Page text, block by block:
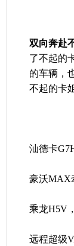
双向奔赴
了不起的
的车辆，
不起的卡
汕德卡
豪沃MAX
乘龙H5V
远程超级